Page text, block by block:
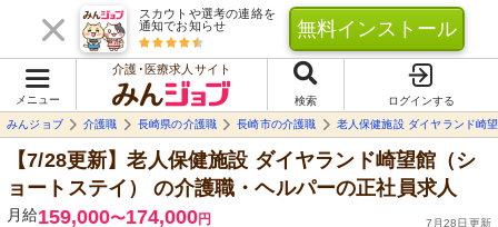
スカウトや選考の連絡を
通知でお知らせ
無料インストール
メニュー
介護･医療求人サイト
検索
ログインする
みんジョブ
介護職 長崎県の介護職 長崎市の介護職 老人保健施設 ダイヤランド崎
【7/28更新】老人保健施設 ダイヤランド崎望館（シ
ョートステイ）
の介護職・ヘルパーの正社員求人
月給159,000〜174,000円
7月28日更新